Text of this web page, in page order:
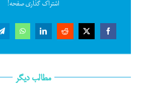
اشتراک گذاری صفحه!
مطالب دیگر